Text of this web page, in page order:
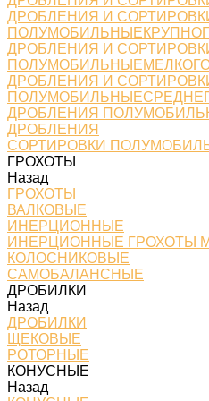
ДРОБЛЕНИЯ И
ДРОБЛЕНИЯ И
ДРОБЛЕНИЯ И
ДРОБЛЕНИЯ
ДРОБЛЕНИЯ
СОРТИРОВКИ
ГРОХОТЫ
Назад
ГРОХОТЫ
ВАЛКОВЫЕ
ИНЕРЦИОННЫЕ
ИНЕРЦИОННЫЕ ГРОХОТЫ
КОЛОСНИКОВЫЕ
САМОБАЛАНСНЫЕ
ДРОБИЛКИ
Назад
ДРОБИЛКИ
ЩЕКОВЫЕ
РОТОРНЫЕ
КОНУСНЫЕ
Назад